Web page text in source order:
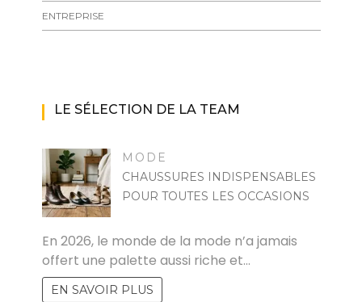
ENTREPRISE
LE SÉLECTION DE LA TEAM
MODE
CHAUSSURES INDISPENSABLES
POUR TOUTES LES OCCASIONS
En 2026, le monde de la mode n’a jamais
offert une palette aussi riche et…
EN SAVOIR PLUS